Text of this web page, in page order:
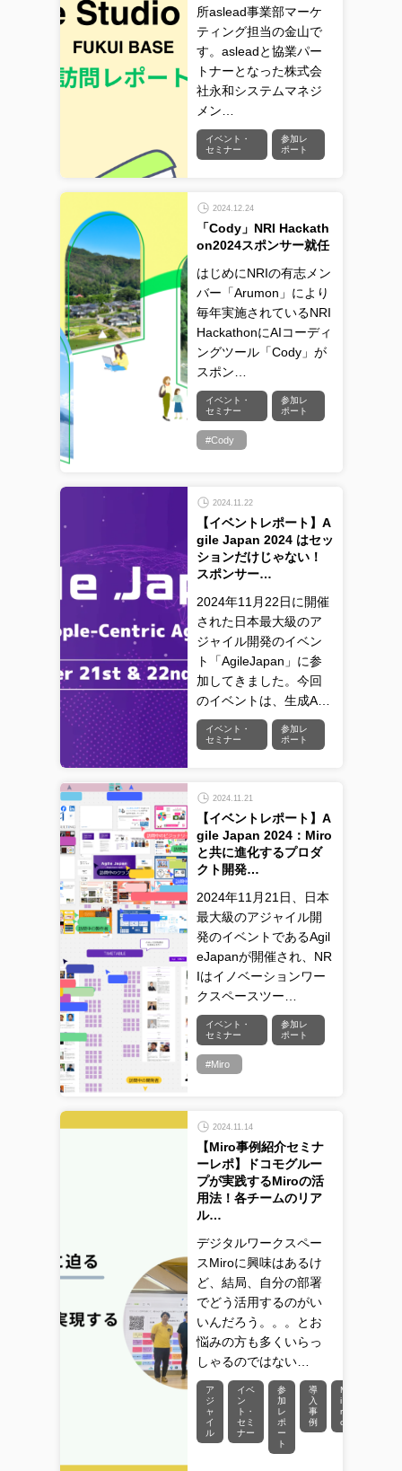
所aslead事業部マーケ
ティング担当の金山で
す。asleadと協業パー
トナーとなった株式会
社永和システムマネジ
メン…
イベント・
セミナー
参加レ
ポート
2024.12.24
「Cody」NRI Hackath
on2024スポンサー就任
はじめにNRIの有志メン
バー「Arumon」により
毎年実施されているNRI
HackathonにAIコーディ
ングツール「Cody」が
スポン…
イベント・
セミナー
参加レ
ポート
#Cody
2024.11.22
【イベントレポート】A
gile Japan 2024 はセッ
ションだけじゃない！
スポンサー…
2024年11月22日に開催
された日本最大級のア
ジャイル開発のイベン
ト「AgileJapan」に参
加してきました。今回
のイベントは、生成A…
イベント・
セミナー
参加レ
ポート
2024.11.21
【イベントレポート】A
gile Japan 2024：Miro
と共に進化するプロダ
クト開発…
2024年11月21日、日本
最大級のアジャイル開
発のイベントであるAgil
eJapanが開催され、NR
Iはイノベーションワー
クスペースツー…
イベント・
セミナー
参加レ
ポート
#Miro
2024.11.14
【Miro事例紹介セミナ
ーレポ】ドコモグルー
プが実践するMiroの活
用法！各チームのリア
ル…
デジタルワークスペー
スMiroに興味はあるけ
ど、結局、自分の部署
でどう活用するのがい
いんだろう。。。とお
悩みの方も多くいらっ
しゃるのではない…
ア
ジ
ャ
イ
ル
イベ
ン
ト・
セミ
ナー
参
加
レ
ポ
ー
ト
導
入
事
例
M
i
r
o